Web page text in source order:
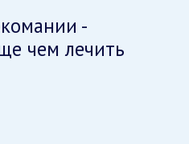
-
чем лечить